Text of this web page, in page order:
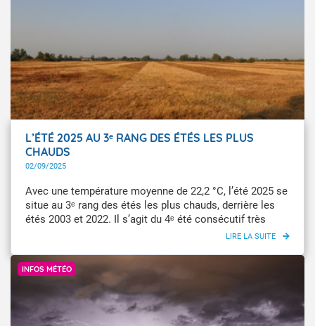
L’ÉTÉ 2025 AU 3ᵉ RANG DES ÉTÉS LES PLUS
CHAUDS
02/09/2025
Avec une température moyenne de 22,2 °C, l’été 2025 se
situe au 3ᵉ rang des étés les plus chauds, derrière les
étés 2003 et 2022. Il s’agit du 4ᵉ été consécutif très
chaud. Découvrez notre bilan climatique complet.
INFOS MÉTÉO
@MtEden via @Infoclimat